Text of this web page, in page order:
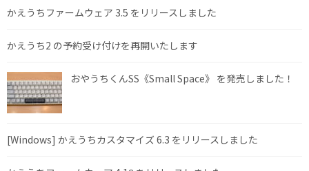
かえうちファームウェア 3.5 をリリースしました
かえうち2 の予約受け付けを再開いたします
おやうちくんSS《Small Space》 を発売しました！
[Windows] かえうちカスタマイズ 6.3 をリリースしました